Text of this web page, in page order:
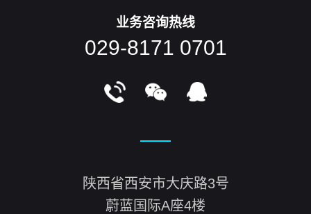
业务咨询热线
029-8171 0701
陕西省西安市大庆路3号
蔚蓝国际A座4楼